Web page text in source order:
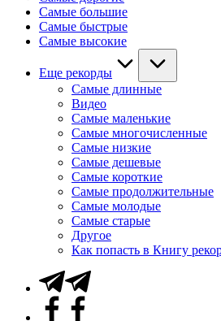
Самые большие
Самые быстрые
Самые высокие
Еще рекорды
Самые длинные
Видео
Самые маленькие
Самые многочисленные
Самые низкие
Самые дешевые
Самые короткие
Самые продолжительные
Самые молодые
Самые старые
Другое
Как попасть в Книгу
Telegram
Facebook